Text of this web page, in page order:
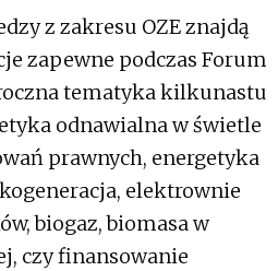
z zakresu OZE znajdą
zapewne podczas Forum
tematyka kilkunastu
odnawialna w świetle
prawnych, energetyka
elektrownie
biogaz, biomasa w
czy finansowanie